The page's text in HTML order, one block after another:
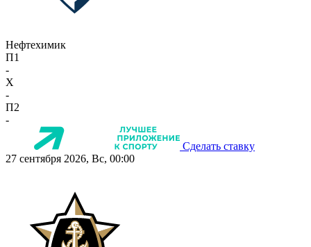
Нефтехимик
П1
-
X
-
П2
-
Сделать ставку
27 сентября 2026, Вс, 00:00